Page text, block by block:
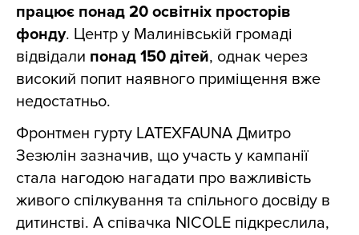
працює понад 20 освітніх просторів
фонду. Центр у Малинівській громаді
відвідали понад 150 дітей, однак через
високий попит наявного приміщення вже
недостатньо.
Фронтмен гурту LATEXFAUNA Дмитро
Зезюлін зазначив, що участь у кампанії
стала нагодою нагадати про важливість
живого спілкування та спільного досвіду в
дитинстві. А співачка NICOLE підкреслила,